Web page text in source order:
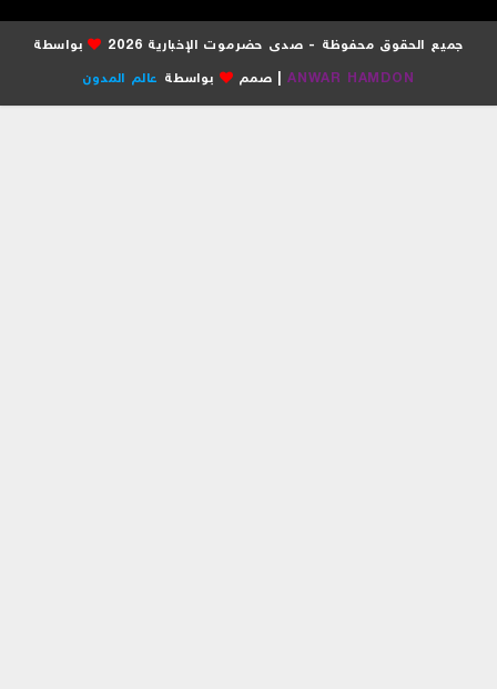
جميع الحقوق محفوظة - صدى حضرموت الإخبارية 2026
بواسطة
ANWAR HAMDON| صمم بواسطةعالم المدون